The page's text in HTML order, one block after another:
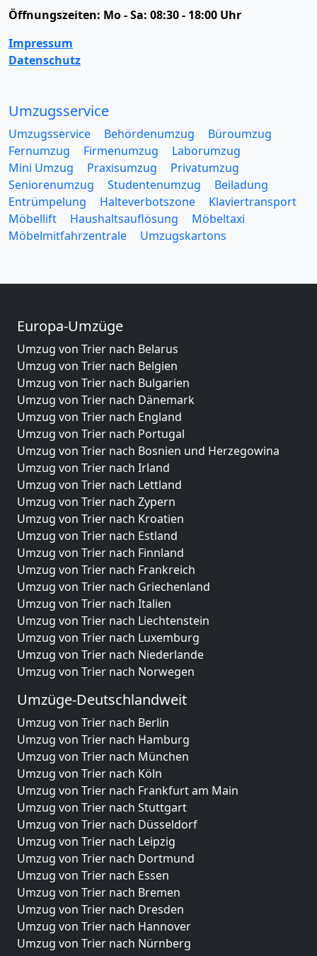
Öffnungszeiten: Mo - Sa: 08:30 - 18:00 Uhr
Impressum
Datenschutz
Umzugsservice
Umzugsservice Behördenumzug
Büroumzug
Fernumzug
Firmenumzug
Laborumzug
Mini Umzug
Praxisumzug
Privatumzug
Seniorenumzug
Studentenumzug
Beiladung
Entrümpelung
Halteverbotszone
Klaviertransport
Möbellift
Haushaltsauflösung
Möbeltaxi
Möbelmitfahrzentrale
Umzugskartons
Europa-Umzüge
Umzug von Trier nach Belarus
Umzug von Trier nach Belgien
Umzug von Trier nach Bulgarien
Umzug von Trier nach Dänemark
Umzug von Trier nach England
Umzug von Trier nach Portugal
Umzug von Trier nach Bosnien und Herzegowina
Umzug von Trier nach Irland
Umzug von Trier nach Lettland
Umzug von Trier nach Zypern
Umzug von Trier nach Kroatien
Umzug von Trier nach Estland
Umzug von Trier nach Finnland
Umzug von Trier nach Frankreich
Umzug von Trier nach Griechenland
Umzug von Trier nach Italien
Umzug von Trier nach Liechtenstein
Umzug von Trier nach Luxemburg
Umzug von Trier nach Niederlande
Umzug von Trier nach Norwegen
Umzüge-Deutschlandweit
Umzug von Trier nach Berlin
Umzug von Trier nach Hamburg
Umzug von Trier nach München
Umzug von Trier nach Köln
Umzug von Trier nach Frankfurt am Main
Umzug von Trier nach Stuttgart
Umzug von Trier nach Düsseldorf
Umzug von Trier nach Leipzig
Umzug von Trier nach Dortmund
Umzug von Trier nach Essen
Umzug von Trier nach Bremen
Umzug von Trier nach Dresden
Umzug von Trier nach Hannover
Umzug von Trier nach Nürnberg